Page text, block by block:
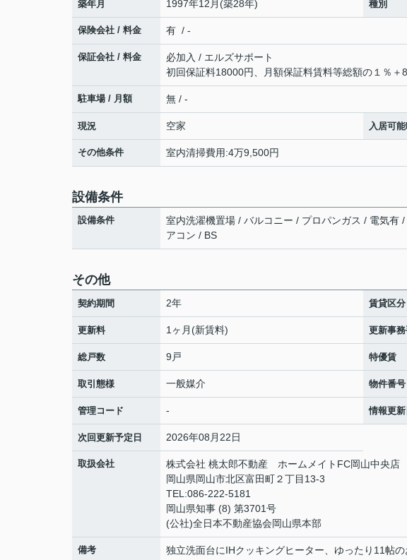
築年月 1997年12月(築28年) 種別
保険会社 / 料金 有 / -
保証会社 / 料金
必加入 / エルズサポート
初回保証料18000円、月額保証料賃料等総額の１％＋
駐車場 / 月額 無 / -
現況 空家 入居可
その他条件 室内清掃費用:4万9,500円
設備条件
設備条件
室内洗濯機置場 / バルコニー / プロパンガス / 電気有
アコン / BS
その他
契約期間 2年 賃貸区分
更新料 1ヶ月(新賃料) 更新事
総戸数 9戸 特優賃
取引態様 一般媒介 物件番号
管理コード - 情報更新
次回更新予定日 2026年08月22日
取扱会社
株式会社 桃太郎不動産 ホームメイトFC岡山中央店
岡山県岡山市北区富田町２丁目13-3
TEL:086-222-5181
岡山県知事 (8) 第3701号
(公社)全日本不動産協会岡山県本部
備考 独立洗面台にIHクッキングヒーター、ゆったり11帖